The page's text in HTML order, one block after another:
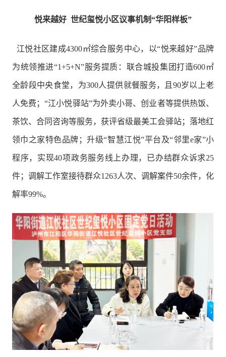
悦来越好 世纪玺悦小区议事机制“华阳样板”
江悦社区建成4300㎡综合服务中心，以“悦来越好”品牌
为统领推进“1+5+N”服务提质：联合城投集团打造600㎡
全龄段中央食堂，为300人提供就餐服务，且90岁以上老
人免费；“江小悦驿站”为外卖小哥、创业者等提供热饭、
茶饮、合同咨询等服务，获评省级最美工会驿站；落地红
领巾之家特色品牌；升级“智慧江悦”平台及“邻里e家”小
程序，实现40项政务服务线上办理，已办结群众诉求25
件；调解工作室接待群众1263人次、调解案件50余件，化
解率99%。